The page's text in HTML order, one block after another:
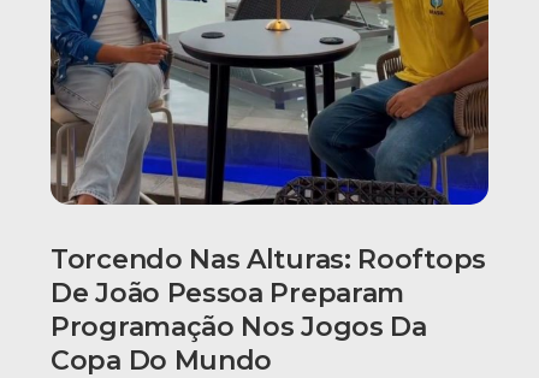
Torcendo Nas Alturas: Rooftops
De João Pessoa Preparam
Programação Nos Jogos Da
Copa Do Mundo